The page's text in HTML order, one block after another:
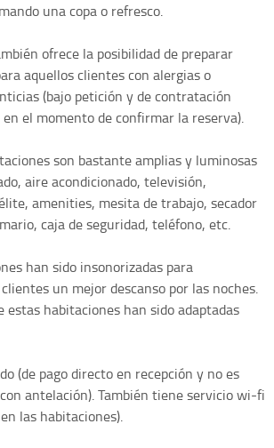
una copa o refresco.
ofrece la posibilidad de preparar
aquellos clientes con alergias o
(bajo petición y de contratación
el momento de confirmar la reserva).
son bastante amplias y luminosas
aire acondicionado, televisión,
amenities, mesita de trabajo, secador
caja de seguridad, teléfono, etc.
han sido insonorizadas para
un mejor descanso por las noches.
estas habitaciones han sido adaptadas
(de pago directo en recepción y no es
antelación). También tiene servicio wi-fi
las habitaciones).